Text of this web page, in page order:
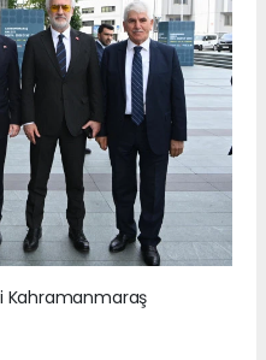
Kahramanmaraş